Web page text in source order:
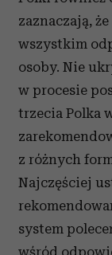
zaznaczają,
wszystkim
osoby. Nie
w procesie
trzecia Polka
z różnych
Najczęściej
system
wśród